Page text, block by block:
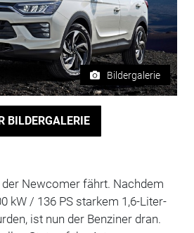
Bildergalerie
BILDERGALERIE
der Newcomer fährt. Nachdem
kW / 136 PS starkem 1,6-Liter-
ist nun der Benziner dran.